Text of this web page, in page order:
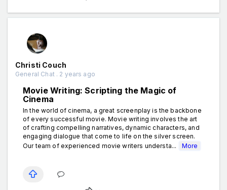
Christi Couch
General Chat . 2 years ago
Movie Writing: Scripting the Magic of
Cinema
In the world of cinema, a great screenplay is the backbone
of every successful movie. Movie writing involves the art
of crafting compelling narratives, dynamic characters, and
engaging dialogue that come to life on the silver screen.
Our team of experienced movie writers understa...
More